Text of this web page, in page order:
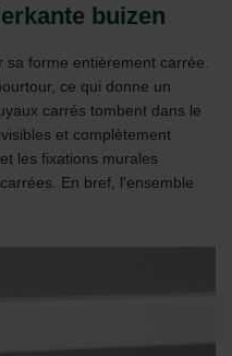
Privacy Policy
o ochronie
Policy
buizen
forme entièrement carrée.
ce qui donne un
carrés tombent dans le
et complètement
les fixations murales
En bref, l'ensemble